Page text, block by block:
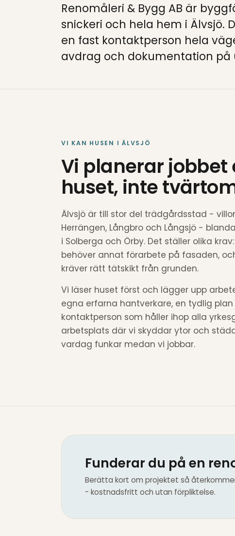
Renomåleri & Bygg AB är
snickeri och hela hem i Älvsjö.
en fast kontaktperson hela
avdrag och dokumentation på
VI KAN HUSEN I ÄLVSJÖ
Vi planerar jobbet
huset, inte
Älvsjö är till stor del trädgårdsstad -
Herrängen, Långbro och Långsjö -
i Solberga och Örby. Det ställer olika
behöver annat förarbete på fasaden,
kräver rätt tätskikt från grunden.
Vi läser huset först och lägger upp
egna erfarna hantverkare, en tydlig
kontaktperson som håller ihop alla
arbetsplats där vi skyddar ytor och
vardag funkar medan vi jobbar.
Funderar du på en
Berätta kort om projektet så
- kostnadsfritt och utan förpliktelse.